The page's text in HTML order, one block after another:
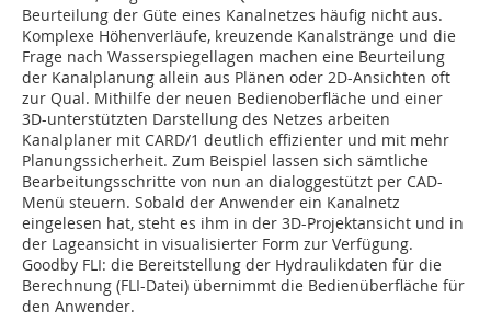
Beurteilung der Güte eines Kanalnetzes häufig nicht aus.
Komplexe Höhenverläufe, kreuzende Kanalstränge und die
Frage nach Wasserspiegellagen machen eine Beurteilung
der Kanalplanung allein aus Plänen oder 2D-Ansichten oft
zur Qual. Mithilfe der neuen Bedienoberfläche und einer
3D-unterstützten Darstellung des Netzes arbeiten
Kanalplaner mit CARD/1 deutlich effizienter und mit mehr
Planungssicherheit. Zum Beispiel lassen sich sämtliche
Bearbeitungsschritte von nun an dialoggestützt per CAD-
Menü steuern. Sobald der Anwender ein Kanalnetz
eingelesen hat, steht es ihm in der 3D-Projektansicht und in
der Lageansicht in visualisierter Form zur Verfügung.
Goodby FLI: die Bereitstellung der Hydraulikdaten für die
Berechnung (FLI-Datei) übernimmt die Bedienüberfläche für
den Anwender.